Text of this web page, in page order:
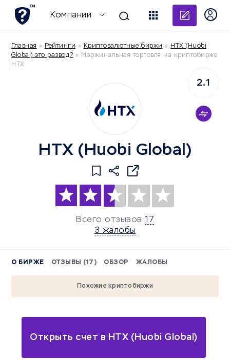
Компании
Главная » Рейтинги » Криптовалютные биржи » HTX (Huobi
Global) это развод? » Маржинальная торговля на криптобирже
HTX
HTX (Huobi Global)
Всего отзывов 17
3 жалобы
2.1
О БИРЖЕ ОТЗЫВЫ (17) ОБЗОР ЖАЛОБЫ
Похожие криптобиржи
Открыть счет в HTX (Huobi Global)